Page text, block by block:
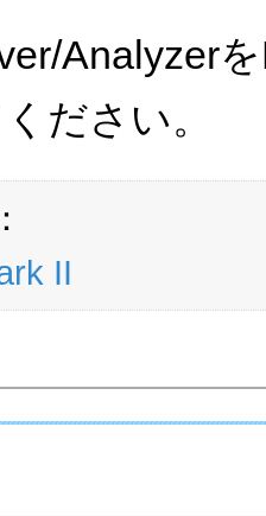
Analyzer
ださい。
II